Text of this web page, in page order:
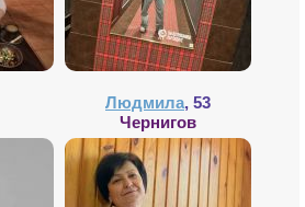
Людмила, 53
Чернигов